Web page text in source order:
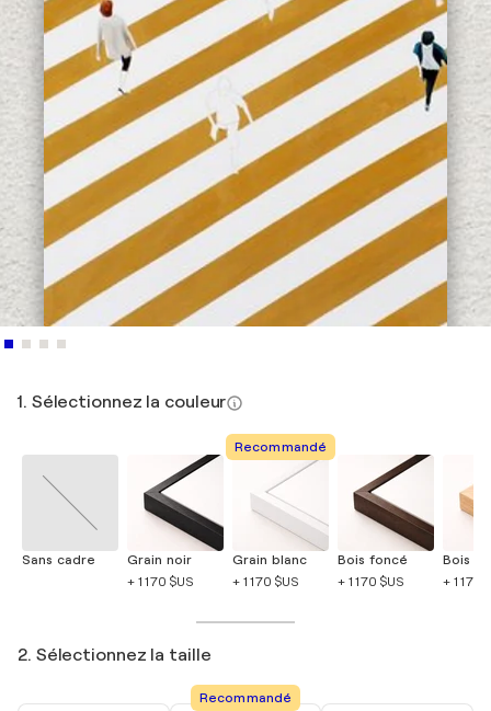
1. Sélectionnez la couleur
Sans cadre
Grain noir
+ 1 170 $US
Recommandé
Grain blanc
+ 1 170 $US
Bois foncé
+ 1 170 $US
Bois
+ 1 170
2. Sélectionnez la taille
Recommandé